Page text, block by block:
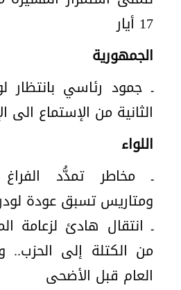
17 أيار
الجمهورية
ـ جمود رئاسي بانتظار
الثانية من الإستماع الى
اللواء
ـ مخاطر تمدُّد
ومتاريس تسبق عودة
ـ انتقال هادئ لزعامة
من الكتلة إلى الحزب..
العام قبل الأضحى